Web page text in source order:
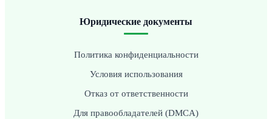
Юридические документы
Политика конфиденциальности
Условия использования
Отказ от ответственности
Для правообладателей (DMCA)